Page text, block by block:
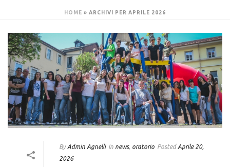
HOME » ARCHIVI PER APRILE 2026
By Admin Agnelli In news, oratorio Posted Aprile 20,
2026